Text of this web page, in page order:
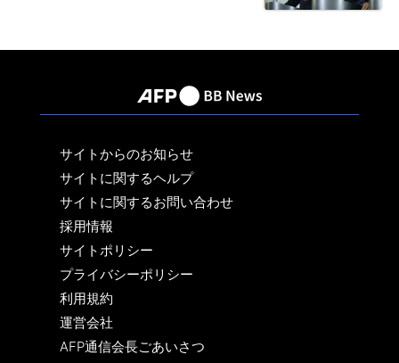
サイトからのお知らせ
サイトに関するヘルプ
サイトに関するお問い合わせ
採用情報
サイトポリシー
プライバシーポリシー
利用規約
運営会社
AFP通信会長ごあいさつ